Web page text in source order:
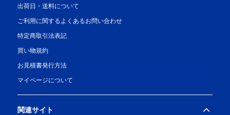
出荷日・送料について
ご利用に関するよくあるお問い合わせ
特定商取引法表記
買い物規約
お見積書発行方法
マイページについて
関連サイト